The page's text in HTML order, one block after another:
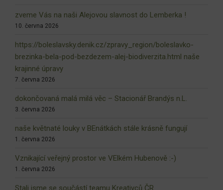
zveme Vás na naši Alejovou slavnost do Lemberka !
10. června 2026
https://boleslavsky.denik.cz/zpravy_region/boleslavko-
brezinka-bela-pod-bezdezem-alej-biodiverzita.html naše
krajinné úpravy
7. června 2026
dokončovaná malá milá věc – Stacionář Brandýs n.L.
3. června 2026
naše květnaté louky v BEnátkách stále krásně fungují
1. června 2026
Vznikající veřejný prostor ve VElkém Hubenově :-)
1. června 2026
Stali jsme se součástí teamu Kreativců ČR